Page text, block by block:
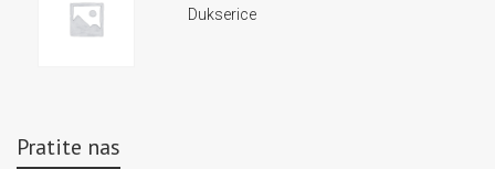
Dukserice
Pratite nas